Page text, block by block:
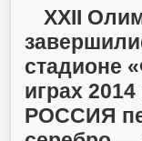
XXII
стадионе
играх
РОССИЯ